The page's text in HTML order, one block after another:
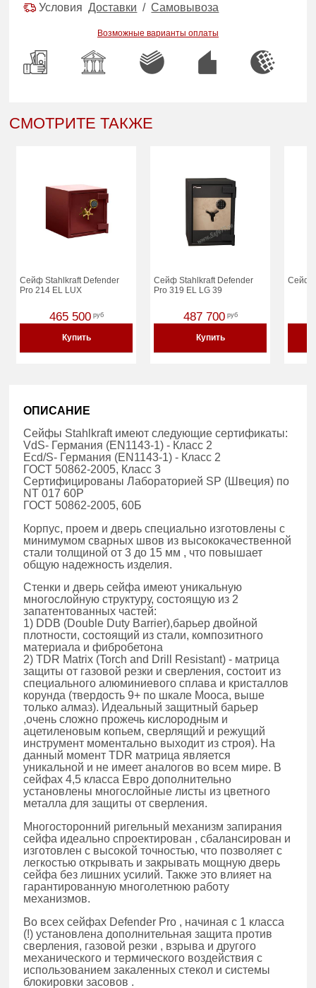
УсловияДоставки /Самовывоза
Возможные варианты оплаты
СМОТРИТЕ ТАКЖЕ
Сейф Stahlkraft Defender
Pro 214 EL LUX
465 500 руб
Купить
Сейф Stahlkraft Defender
Pro 319 EL LG 39
487 700 руб
Купить
Сейф
ОПИСАНИЕ
Сейфы Stahlkraft имеют следующие сертификаты:
VdS- Германия (EN1143-1) - Класс 2
Ecd/S- Германия (EN1143-1) - Класс 2
ГОСТ 50862-2005, Класс 3
Сертифицированы Лабораторией SP (Швеция) по
NT 017 60P
ГОСТ 50862-2005, 60Б
Корпус, проем и дверь специально изготовлены с
минимумом сварных швов из высококачественной
стали толщиной от 3 до 15 мм , что повышает
общую надежность изделия.
Стенки и дверь сейфа имеют уникальную
многослойную структуру, состоящую из 2
запатентованных частей:
1) DDB (Double Duty Barrier),барьер двойной
плотности, состоящий из стали, композитного
материала и фибробетона
2) TDR Matrix (Torch and Drill Resistant) - матрица
защиты от газовой резки и сверления, состоит из
специального алюминиевого сплава и кристаллов
корунда (твердость 9+ по шкале Мооса, выше
только алмаз). Идеальный защитный барьер
,очень сложно прожечь кислородным и
ацетиленовым копьем, сверлящий и режущий
инструмент моментально выходит из строя). На
данный момент TDR матрица является
уникальной и не имеет аналогов во всем мире. В
сейфах 4,5 класса Евро дополнительно
установлены многослойные листы из цветного
металла для защиты от сверления.
Многосторонний ригельный механизм запирания
сейфа идеально спроектирован , сбалансирован и
изготовлен с высокой точностью, что позволяет с
легкостью открывать и закрывать мощную дверь
сейфа без лишних усилий. Также это влияет на
гарантированную многолетнюю работу
механизмов.
Во всех сейфах Defender Pro , начиная с 1 класса
(!) установлена дополнительная защита против
сверления, газовой резки , взрыва и другого
механического и термического воздействия с
использованием закаленных стекол и системы
блокировки засовов .